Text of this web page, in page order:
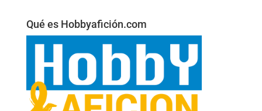
Qué es Hobbyafición.com